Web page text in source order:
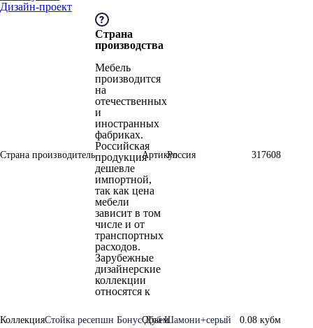
Дизайн-проект
Страна производитель
Страна
производства
Мебель
производится
на
отечественных
и
иностранных
фабриках.
Российская
продукция
дешевле
импортной,
так как цена
мебели
зависит в том
числе и от
транспортных
расходов.
Зарубежные
дизайнерские
коллекции
относятся к
Россия
Артикул 317608
КоллекцияСтойка ресепшн Бонус Дуб Шамони+серый
Объем 0.08 кубм